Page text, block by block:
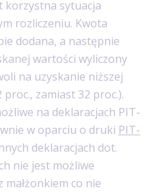
korzystna sytuacja
rozliczeniu. Kwota
dodana, a następnie
wartości wyliczony
na uzyskanie niższej
zamiast 32 proc.).
na deklaracjach PIT-
w oparciu o druki PIT-
deklaracjach dot.
nie jest możliwe
małżonkiem co nie